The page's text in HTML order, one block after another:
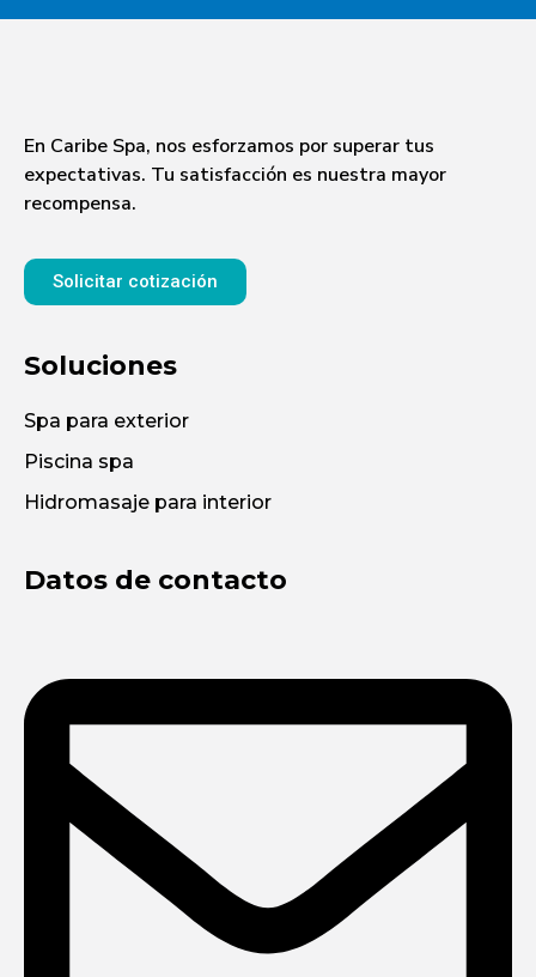
En Caribe Spa, nos esforzamos por superar tus
expectativas. Tu satisfacción es nuestra mayor
recompensa.
Solicitar cotización
Soluciones
Spa para exterior
Piscina spa
Hidromasaje para interior
Datos de contacto